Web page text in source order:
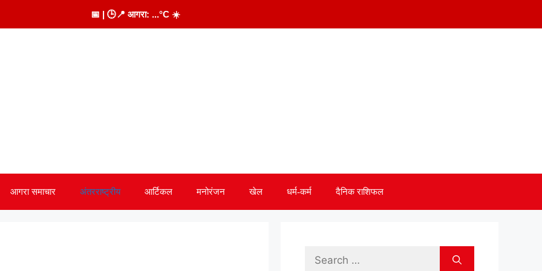
📅 | 🕒📍 आगरा: ...°C ☀️
आगरा समाचार अंतरराष्ट्रीय आर्टिकल मनोरंजन खेल धर्म-कर्म दैनिक राशिफल
Search